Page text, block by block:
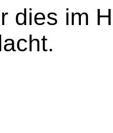
dies im